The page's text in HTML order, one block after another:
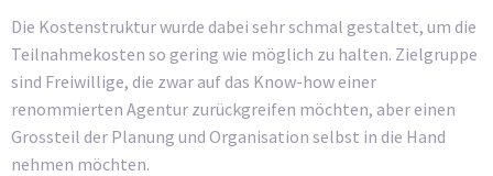
Die Kostenstruktur wurde dabei sehr schmal gestaltet, um die
Teilnahmekosten so gering wie möglich zu halten. Zielgruppe
sind Freiwillige, die zwar auf das Know-how einer
renommierten Agentur zurückgreifen möchten, aber einen
Grossteil der Planung und Organisation selbst in die Hand
nehmen möchten.